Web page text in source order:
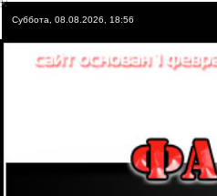
Суббота, 08.08.2026, 18:56